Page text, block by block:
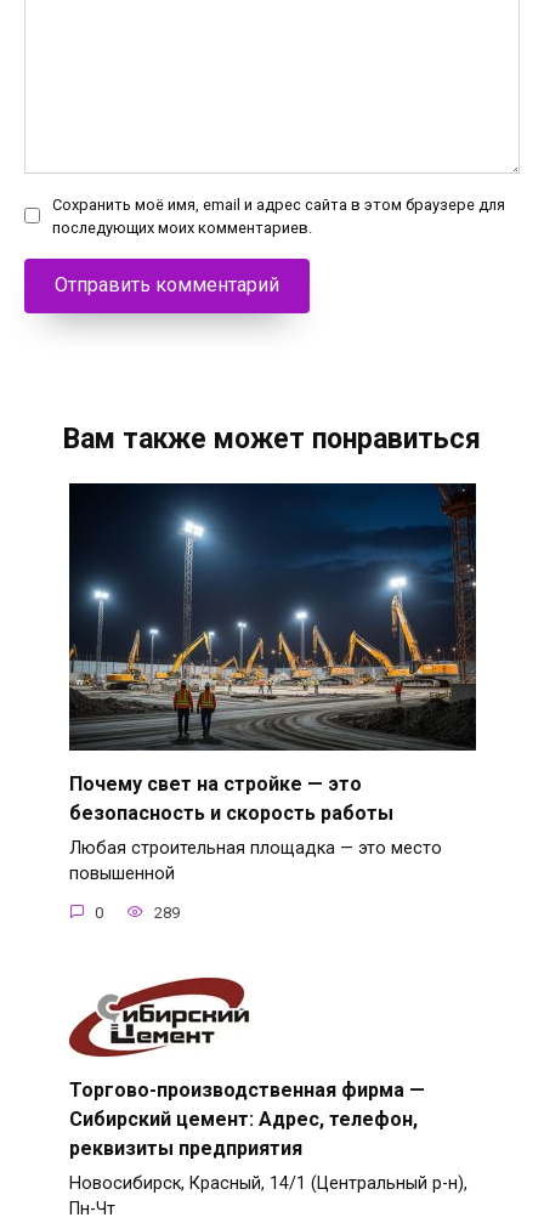
Сохранить моё имя, email и адрес сайта в этом браузере для
последующих моих комментариев.
Вам также может понравиться
Почему свет на стройке — это
безопасность и скорость работы
Любая строительная площадка — это место
повышенной
0 289
Торгово-производственная фирма —
Сибирский цемент: Адрес, телефон,
реквизиты предприятия
Новосибирск, Красный, 14/1 (Центральный р-н),
Пн-Чт